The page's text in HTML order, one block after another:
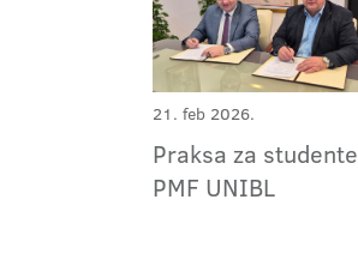
21. feb 2026.
Praksa za studente
PMF UNIBL